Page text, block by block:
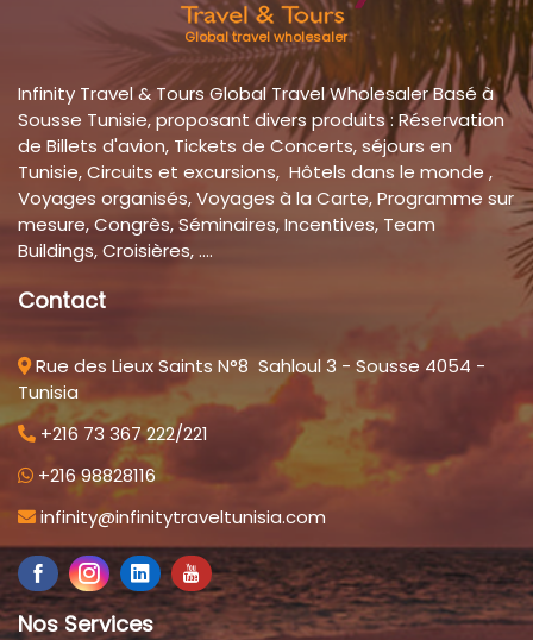
Global travel wholesaler
Infinity Travel & Tours Global Travel Wholesaler Basé à
Sousse Tunisie, proposant divers produits : Réservation
de Billets d'avion, Tickets de Concerts, séjours en
Tunisie, Circuits et excursions, Hôtels dans le monde ,
Voyages organisés, Voyages à la Carte, Programme sur
mesure, Congrès, Séminaires, Incentives, Team
Buildings, Croisières, ....
Contact
Rue des Lieux Saints N°8 Sahloul 3 - Sousse 4054 -
Tunisia
+216 73 367 222/221
+216 98828116
infinity@infinitytraveltunisia.com
Nos Services